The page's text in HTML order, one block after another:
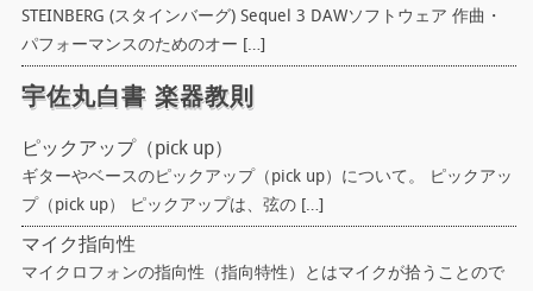
STEINBERG (スタインバーグ) Sequel 3 DAWソフトウェア 作曲・
パフォーマンスのためのオー […]
宇佐丸白書 楽器教則
ピックアップ（pick up）
ギターやベースのピックアップ（pick up）について。 ピックアッ
プ（pick up） ピックアップは、弦の […]
マイク指向性
マイクロフォンの指向性（指向特性）とはマイクが拾うことので